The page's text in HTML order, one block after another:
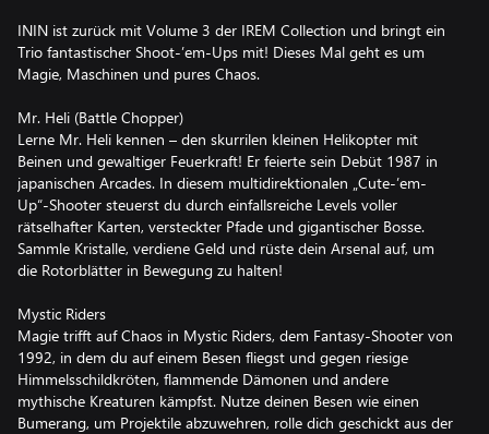
ININ ist zurück mit Volume 3 der IREM Collection und bringt ein
Trio fantastischer Shoot-’em-Ups mit! Dieses Mal geht es um
Magie, Maschinen und pures Chaos.
Mr. Heli (Battle Chopper)
Lerne Mr. Heli kennen – den skurrilen kleinen Helikopter mit
Beinen und gewaltiger Feuerkraft! Er feierte sein Debüt 1987 in
japanischen Arcades. In diesem multidirektionalen „Cute-’em-
Up“-Shooter steuerst du durch einfallsreiche Levels voller
rätselhafter Karten, versteckter Pfade und gigantischer Bosse.
Sammle Kristalle, verdiene Geld und rüste dein Arsenal auf, um
die Rotorblätter in Bewegung zu halten!
Mystic Riders
Magie trifft auf Chaos in Mystic Riders, dem Fantasy-Shooter von
1992, in dem du auf einem Besen fliegst und gegen riesige
Himmelsschildkröten, flammende Dämonen und andere
mythische Kreaturen kämpfst. Nutze deinen Besen wie einen
Bumerang, um Projektile abzuwehren, rolle dich geschickt aus der